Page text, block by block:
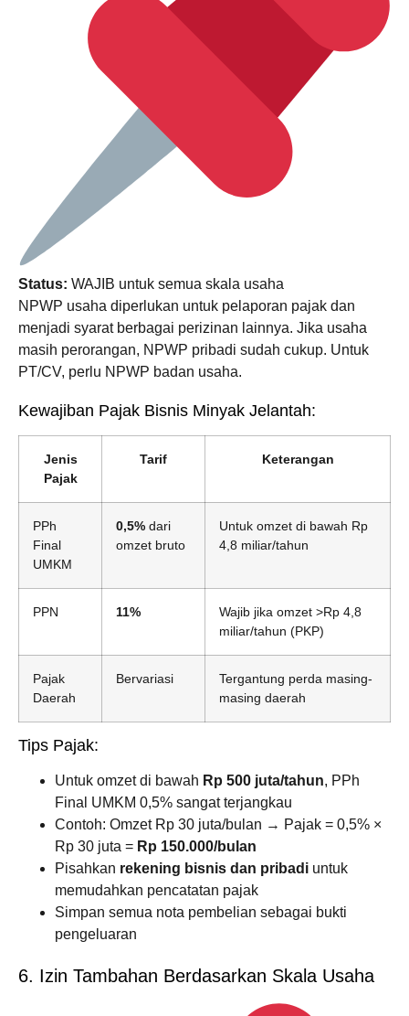
Status: WAJIB untuk semua skala usaha
NPWP usaha diperlukan untuk pelaporan pajak dan
menjadi syarat berbagai perizinan lainnya. Jika usaha
masih perorangan, NPWP pribadi sudah cukup. Untuk
PT/CV, perlu NPWP badan usaha.
Kewajiban Pajak Bisnis Minyak Jelantah:
Jenis
Pajak
Tarif Keterangan
PPh
Final
UMKM
0,5% dari
omzet bruto
Untuk omzet di bawah Rp
4,8 miliar/tahun
PPN 11%
Wajib jika omzet >Rp 4,8
miliar/tahun (PKP)
Pajak
Daerah
Bervariasi
Tergantung perda masing-
masing daerah
Tips Pajak:
Untuk omzet di bawah Rp 500 juta/tahun, PPh
Final UMKM 0,5% sangat terjangkau
Contoh: Omzet Rp 30 juta/bulan → Pajak = 0,5% ×
Rp 30 juta = Rp 150.000/bulan
Pisahkan rekening bisnis dan pribadi untuk
memudahkan pencatatan pajak
Simpan semua nota pembelian sebagai bukti
pengeluaran
6. Izin Tambahan Berdasarkan Skala Usaha